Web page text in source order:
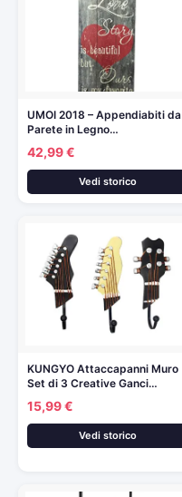
UMOI 2018 – Appendiabiti da
Parete in Legno…
42,99 €
Vedi storico
KUNGYO Attaccapanni Muro
Set di 3 Creative Ganci…
15,99 €
Vedi storico